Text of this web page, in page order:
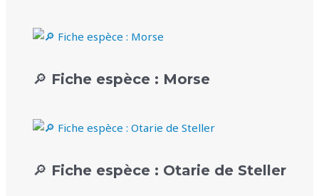
🔎 Fiche espèce : Morse
🔎 Fiche espèce : Otarie de Steller